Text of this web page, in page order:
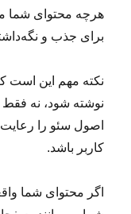
هرچه محتوای شما
برای جذب و
نکته مهم این است
نوشته شود، نه فقط
اصول سئو را رعایت
کاربر باشد.
اگر محتوای شما